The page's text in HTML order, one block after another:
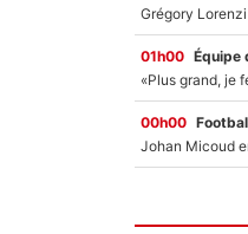
01h00 Équipe
00h00